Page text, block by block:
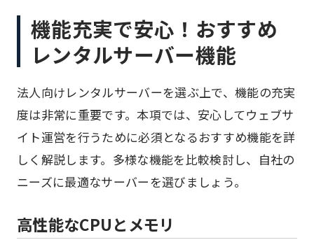
機能充実で安心！おすすめ
レンタルサーバー機能
法人向けレンタルサーバーを選ぶ上で、機能の充実
度は非常に重要です。本項では、安心してウェブサ
イト運営を行うために必須となるおすすめ機能を詳
しく解説します。多様な機能を比較検討し、自社の
ニーズに最適なサーバーを選びましょう。
高性能なCPUとメモリ